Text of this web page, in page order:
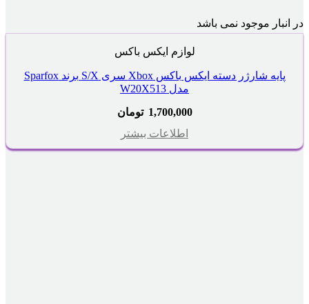
در انبار موجود نمی باشد
لوازم ایکس باکس
پایه شارژر دسته ایکس باکس Xbox سری S/X برند Sparfox
مدل W20X513
1,700,000 تومان
اطلاعات بیشتر